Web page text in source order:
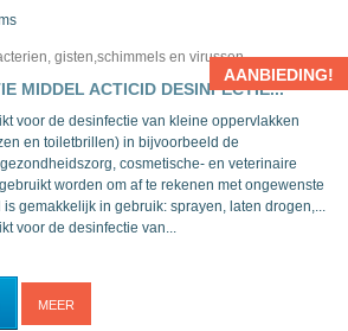
AANBIEDING!
MIDDEL ACTICID DESINFECTIE...
voor de desinfectie van kleine oppervlakken
en toiletbrillen) in bijvoorbeeld de
cosmetische- en veterinaire
worden om af te rekenen met ongewenste
gemakkelijk in gebruik: sprayen, laten drogen,...
voor de desinfectie van...
MEER